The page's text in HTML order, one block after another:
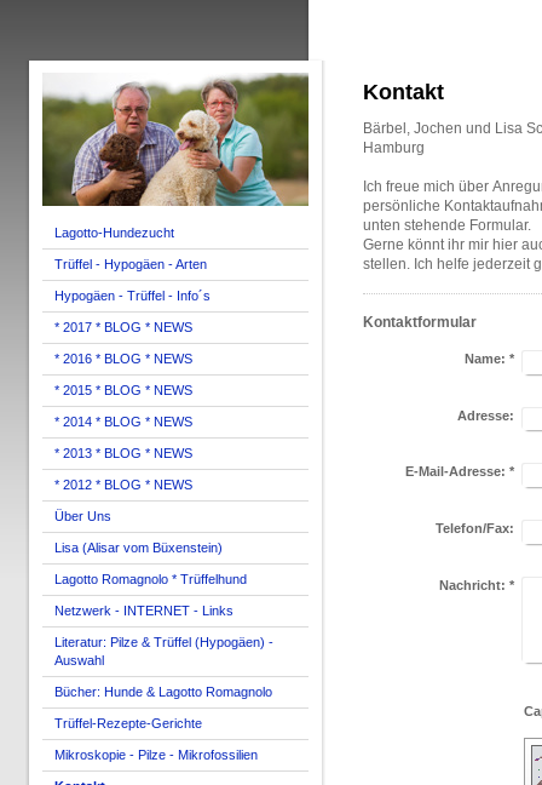
Lagotto-Hundezucht
Trüffel - Hypogäen - Arten
Hypogäen - Trüffel - Info´s
* 2017 * BLOG * NEWS
* 2016 * BLOG * NEWS
* 2015 * BLOG * NEWS
* 2014 * BLOG * NEWS
* 2013 * BLOG * NEWS
* 2012 * BLOG * NEWS
Über Uns
Lisa (Alisar vom Büxenstein)
Lagotto Romagnolo * Trüffelhund
Netzwerk - INTERNET - Links
Literatur: Pilze & Trüffel (Hypogäen) -
Auswahl
Bücher: Hunde & Lagotto Romagnolo
Trüffel-Rezepte-Gerichte
Mikroskopie - Pilze - Mikrofossilien
Kontakt
Bärbel, Jochen und Lisa
Hamburg
Ich freue mich über
persönliche
unten stehende Formular.
Gerne könnt ihr mir hier
stellen. Ich helfe jederzeit
Kontaktformular
Name: *
Adresse:
E-Mail-Adresse: *
Telefon/Fax:
Nachricht: *